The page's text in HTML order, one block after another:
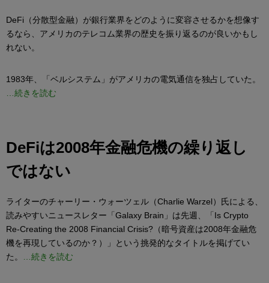
DeFi（分散型金融）が銀行業界をどのように変容させるかを想像す
るなら、アメリカのテレコム業界の歴史を振り返るのが良いかもし
れない。
1983年、「ベルシステム」がアメリカの電気通信を独占していた。
…続きを読む
DeFiは2008年金融危機の繰り返し
ではない
ライターのチャーリー・ウォーツェル（Charlie Warzel）氏による、
読みやすいニュースレター「Galaxy Brain」は先週、「Is Crypto
Re-Creating the 2008 Financial Crisis?（暗号資産は2008年金融危
機を再現しているのか？）」という挑発的なタイトルを掲げてい
た。
…続きを読む